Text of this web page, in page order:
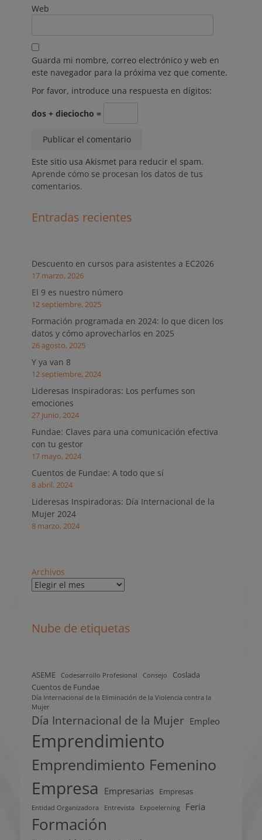
Web
Guarda mi nombre, correo electrónico y web en
este navegador para la próxima vez que comente.
Por favor, introduce una respuesta en dígitos:
dos + dieciocho =
Este sitio usa Akismet para reducir el spam.
Aprende cómo se procesan los datos de tus
comentarios.
Entradas recientes
Descuento en cursos para asistentes a EC2026
17 marzo, 2026
El 9 es nuestro número
12 septiembre, 2025
Formación programada en 2024: lo que dicen los
datos y cómo aprovecharlos en 2025
26 agosto, 2025
Y ya van 8
12 septiembre, 2024
Lideresas Inspiradoras: Los perfumes son
emociones
27 junio, 2024
Fundae: Claves para una comunicación efectiva
con tu gestor
17 mayo, 2024
Cuentos de Fundae: A todo que sí
8 abril, 2024
Lideresas Inspiradoras: Día Internacional de la
Mujer 2024
8 marzo, 2024
Archivos
Nube de etiquetas
ASEME Codesarrollo Profesional Consejo
Coslada
Cuentos de Fundae
Día Internacional de la Eliminación de la Violencia contra la
Mujer
Día Internacional de la Mujer Empleo
Emprendimiento
Emprendimiento Femenino
Empresa Empresarias Empresas
Entidad Organizadora Entrevista Expoelerning Feria
Formación